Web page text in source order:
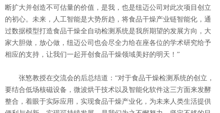
断扩大并创造不可估量的价值，是我，也是纽迈公司对此次项目创立
的初心。未来，人工智能是大势所趋，将食品干燥产业链智能化，通
过数据模型打造食品干燥全自动检测系统是我所期望的发展方向，大
家大胆做，放心做，纽迈公司也会尽全力给在座各位的学术研究给予
相应的支持，让我们一起开创食品干燥领域美好的明天！”
张慜教授在交流会的后总结道：“对于食品干燥检测系统的创立，
要结合低场核磁设备，微波烘干技术以及智能化软件这三方面来发酵
整合，着眼于实际应用，实现食品干燥产业化，为未来人类生活提供